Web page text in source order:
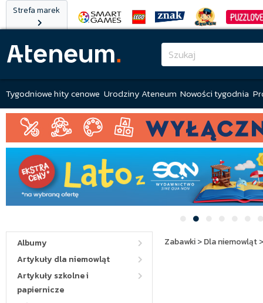
Strefa marek
Tygodniowe hity cenowe Urodziny Ateneum Nowości tygodnia
Albumy
Artykuły dla niemowląt
Artykuły szkolne i
papiernicze
Zabawki>Dla niemowląt